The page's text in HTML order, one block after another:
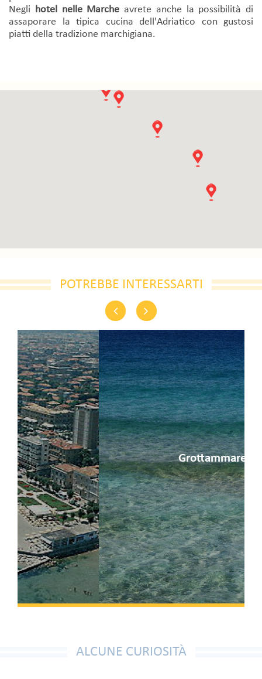
Negli
hotel nelle Marche avrete anche la possibilità di
assaporare la tipica cucina dell'Adriatico con gustosi
piatti della tradizione marchigiana.
POTREBBE INTERESSARTI
Grottammare
PreviousNext
ALCUNE CURIOSITÀ